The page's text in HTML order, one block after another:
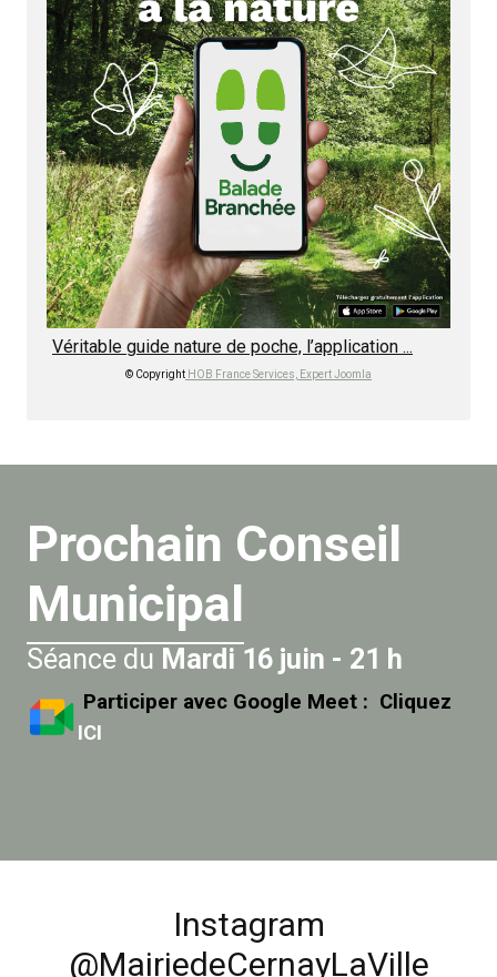
Véritable guide nature de poche, l’application ...
© Copyright HOB France Services, Expert Joomla
Prochain Conseil
Municipal
Séance du Mardi 16 juin - 21 h
Participer avec Google Meet : Cliquez
ICI
Instagram
@MairiedeCernayLaVille